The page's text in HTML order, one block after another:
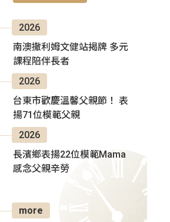
2026
南澳撒利姆文健站揭牌 多元
課程陪伴長者
2026
台東市歡慶溫馨父親節！ 表
揚71位模範父親
2026
長濱鄉表揚22位模範Mama
感念父親辛勞
more